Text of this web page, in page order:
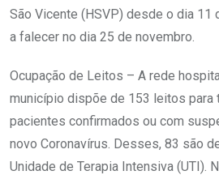
São Vicente (HSVP) desde o dia 11
a falecer no dia 25 de novembro.
Ocupação de Leitos – A rede
município dispõe de 153 leitos para
pacientes confirmados ou com
novo Coronavírus. Desses, 83 são
Unidade de Terapia Intensiva (UTI).